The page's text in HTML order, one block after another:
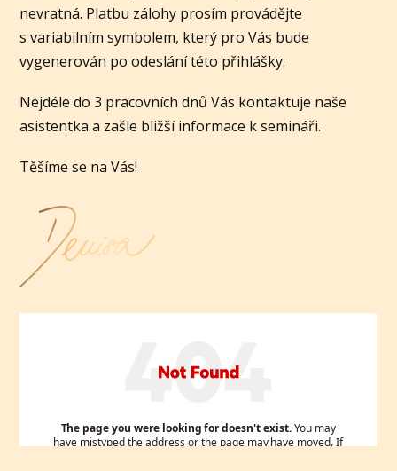
nevratná. Platbu zálohy prosím provádějte
s variabilním symbolem, který pro Vás bude
vygenerován po odeslání této přihlášky.
Nejdéle do 3 pracovních dnů Vás kontaktuje naše
asistentka a zašle bližší informace k semináři.
Těšíme se na Vás!